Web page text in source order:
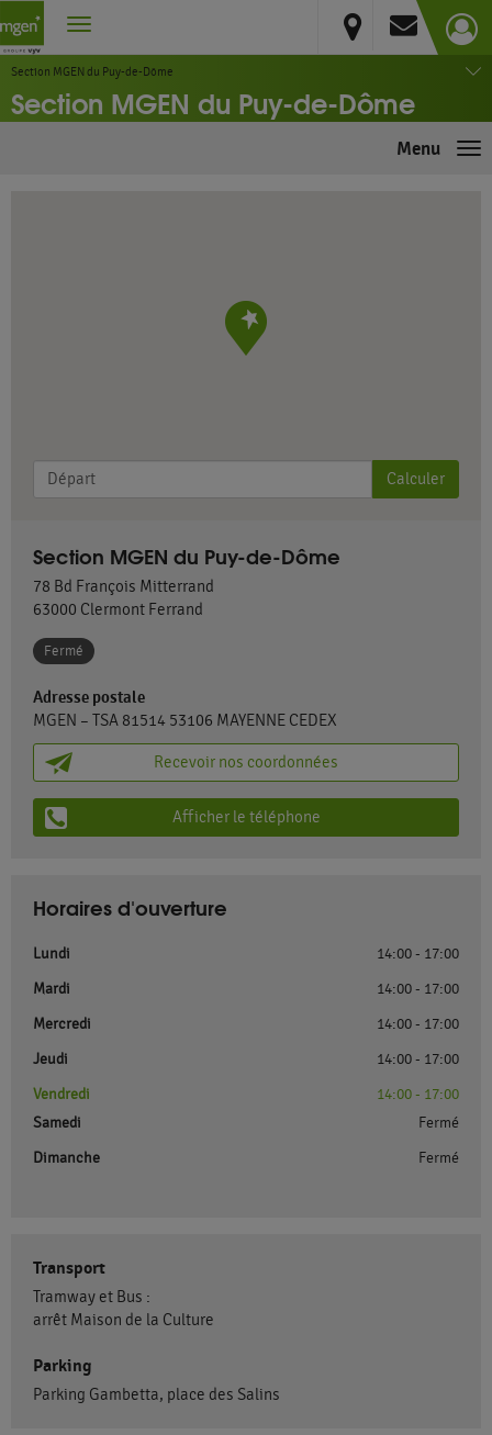
Clermont Ferrand
Section MGEN du Puy-de-Dôme
Section MGEN du Puy-de-Dôme
Menu
Calculer
Section MGEN du Puy-de-Dôme
78 Bd François Mitterrand
63000 Clermont Ferrand
Fermé
Adresse postale
MGEN – TSA 81514 53106 MAYENNE CEDEX
Recevoir nos coordonnées
Afficher le téléphone
Horaires d'ouverture
Lundi 14:00 - 17:00
Mardi 14:00 - 17:00
Mercredi 14:00 - 17:00
Jeudi 14:00 - 17:00
Vendredi
14:00 - 17:00
Samedi
Fermé
Dimanche Fermé
Transport
Tramway et Bus :
arrêt Maison de la Culture
Parking
Parking Gambetta, place des Salins